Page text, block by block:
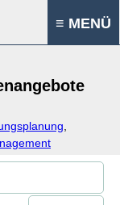
≡ MENÜ